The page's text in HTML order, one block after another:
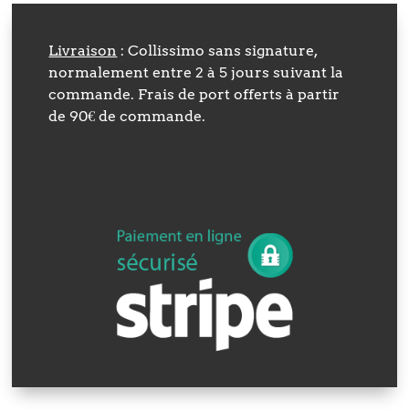
Livraison : Collissimo sans signature,
normalement entre 2 à 5 jours suivant la
commande. Frais de port offerts à partir
de 90€ de commande.